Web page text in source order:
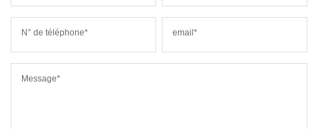
N° de téléphone* email*
Message*